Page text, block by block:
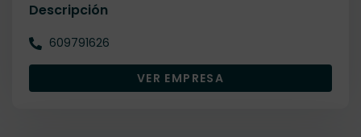
Descripción
609791626
VER EMPRESA